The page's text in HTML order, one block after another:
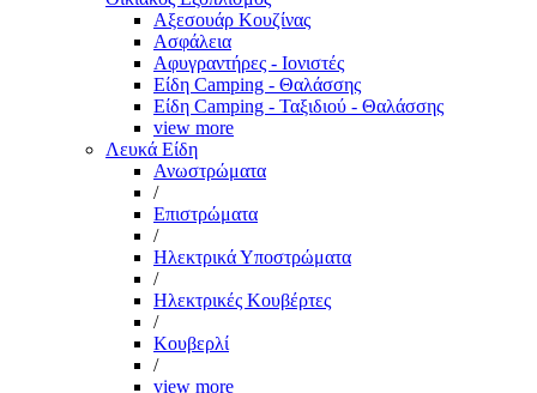
Αξεσουάρ Κουζίνας
Ασφάλεια
Αφυγραντήρες - Ιονιστές
Είδη Camping - Θαλάσσης
Είδη Camping - Ταξιδιού - Θαλάσσης
view more
Λευκά Είδη
Ανωστρώματα
/
Επιστρώματα
/
Ηλεκτρικά Υποστρώματα
/
Ηλεκτρικές Κουβέρτες
/
Κουβερλί
/
view more